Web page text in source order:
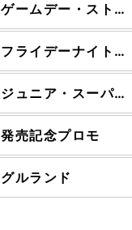
ゲームデー・ストアチャンピオンシップ
フライデーナイトマジック
ジュニア・スーパーシリーズ
発売記念プロモ
グルランド